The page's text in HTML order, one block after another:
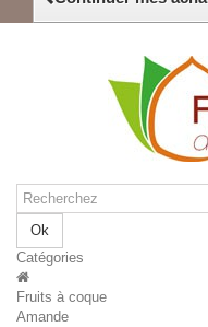
Ok
Catégories
Fruits à coque
Amande